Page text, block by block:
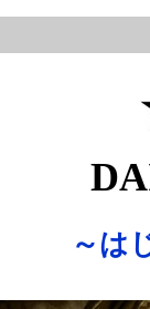
～は